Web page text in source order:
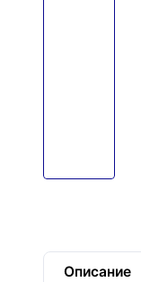
Описание